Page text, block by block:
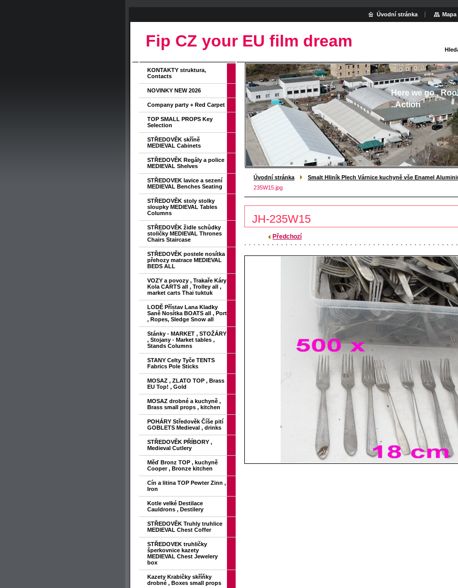
Fip CZ your EU film dream
Here we go ,
..Action
Úvodní stránka
Smalt Hliník Plech Várnice kuchyně vše Enamel
235W15.jpg
JH-235W15
Předchozí
KONTAKTY struktura,
Contacts
NOVINKY NEW 2026
Company party + Red Carpet
TOP SMALL PROPS Key
Selection
STŘEDOVĚK skříně
MEDIEVAL Cabinets
STŘEDOVĚK Regály a police
MEDIEVAL Shelves
STŘEDOVEK lavice a sezení
MEDIEVAL Benches Seating
STŘEDOVĚK stoly stolky
sloupky MEDIEVAL Tables
Columns
STŘEDOVĚK židle schůdky
stoličky MEDIEVAL Thrones
Chairs Staircase
STŘEDOVĚK postele nosítka
přehozy matrace MEDIEVAL
BEDS ALL
VOZY a povozy , Trakaře Káry
Kola CARTS all , Trolley all ,
market carts Thai tuktuk
LODĚ Přístav Lana Kladky
Saně Nosítka BOATS all , Port
, Ropes, Sledge Snow all
Stánky - MARKET , STOŽÁRY
, Stojany - Market tables ,
Stands Columns
STANY Celty Tyče TENTS
Fabrics Pole Sticks
MOSAZ , ZLATO TOP , Brass
EU Top! , Gold
MOSAZ drobné a kuchyně ,
Brass small props , kitchen
POHÁRY Středověk Číše pití
GOBLETS Medieval , drinks
STŘEDOVĚK PŘÍBORY ,
Medieval Cutlery
Měď Bronz TOP , kuchyně
Cooper , Bronze kitchen
Cín a litina TOP Pewter Zinn ,
Iron
Kotle velké Destilace
Cauldrons , Destilery
STŘEDOVĚK Truhly truhlice
MEDIEVAL Chest Coffer
STŘEDOVEK truhličky
šperkovnice kazety
MEDIEVAL Chest Jewelery
box
Kazety Krabičky skříňky
drobné , Boxes small props
Úvodní stránka